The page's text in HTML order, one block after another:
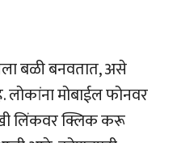
बळी बनवतात, असे
लोकांना मोबाईल फोनवर
लिंकवर क्लिक करू